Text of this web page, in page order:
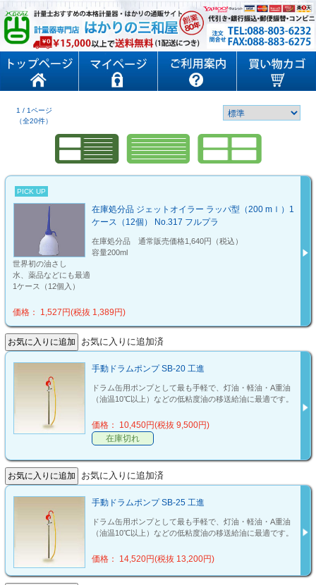
1 / 1ページ
（全20件）
PICK UP
在庫処分品 ジェットオイラー ラッパ型（200 mｌ）1
ケース（12個） No.317 フルプラ
在庫処分品 通常販売価格1,640円（税込）
容量200ml
世界初の油さし
水、薬品などにも最適
1ケース（12個入）
価格： 1,527円(税抜 1,389円)
お気に入りに追加済
手動ドラムポンプ SB-20 工進
ドラム缶用ポンプとして最も手軽で、灯油・軽油・A重油
（油温10℃以上）などの低粘度油の移送給油に最適です。
価格： 10,450円(税抜 9,500円)
在庫切れ
お気に入りに追加済
手動ドラムポンプ SB-25 工進
ドラム缶用ポンプとして最も手軽で、灯油・軽油・A重油
（油温10℃以上）などの低粘度油の移送給油に最適です。
価格： 14,520円(税抜 13,200円)